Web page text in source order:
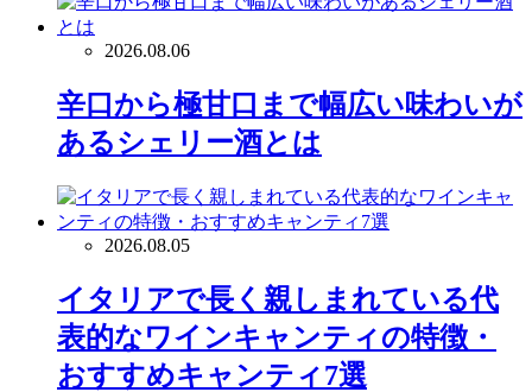
2026.08.06
辛口から極甘口まで幅広い味わいが
あるシェリー酒とは
2026.08.05
イタリアで長く親しまれている代
表的なワインキャンティの特徴・
おすすめキャンティ7選